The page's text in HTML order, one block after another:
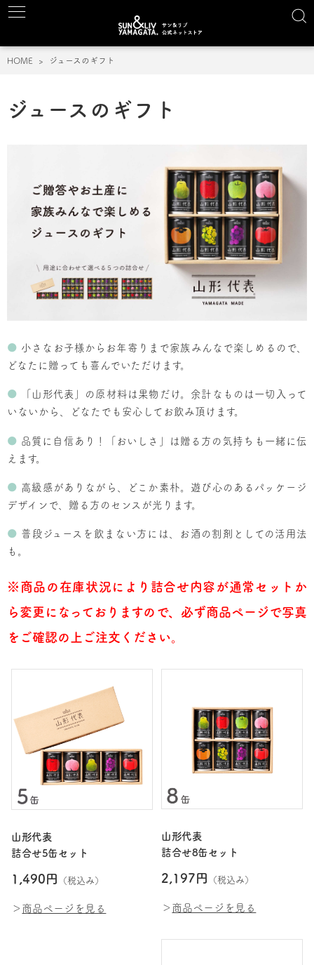
HOME ジュースのギフト
ジュースのギフト
● 小さなお子様からお年寄りまで家族みんなで楽しめるので、
どなたに贈っても喜んでいただけます。
●
「山形代表」の原材料は果物だけ。余計なものは一切入って
いないから、どなたでも安心してお飲み頂けます。
● 品質に自信あり！「おいしさ」は贈る方の気持ちも一緒に伝
えます。
● 高級感がありながら、どこか素朴。遊び心のあるパッケージ
デザインで、贈る方のセンスが光ります。
● 普段ジュースを飲まない方には、お酒の割剤としての活用法
も。
※商品の在庫状況により詰合せ内容が通常セットか
ら変更になっておりますので、必ず商品ページで写真
をご確認の上ご注文ください。
山形代表
詰合せ5缶セット
1,490円 （税込み）
＞ 商品ページを見る
山形代表
詰合せ8缶セット
2,197円 （税込み）
＞ 商品ページを見る